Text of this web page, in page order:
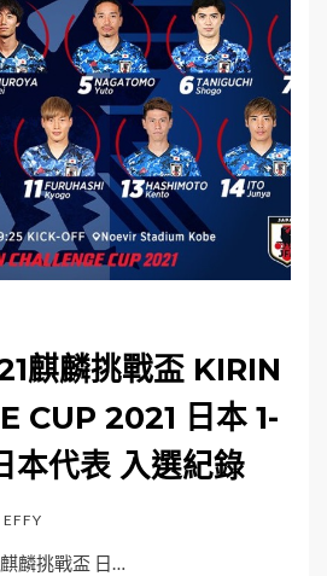
麒麟挑戰盃 KIRIN
CUP 2021 日本 1-
本代表 入選紀錄
EFFY
麟挑戰盃 日…